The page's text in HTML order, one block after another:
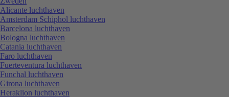
Alicante luchthaven
Amsterdam Schiphol luchthaven
Barcelona luchthaven
Bologna luchthaven
Catania luchthaven
Faro luchthaven
Fuerteventura luchthaven
Funchal luchthaven
Girona luchthaven
Heraklion luchthaven